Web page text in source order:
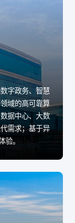
字政务、智慧
域的高可靠算
据中心、大数
需求；基于异
验。